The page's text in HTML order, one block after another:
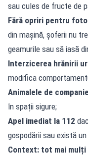
sau cules de fructe de
Fără opriri pentru
din mașină, șoferii nu
geamurile sau să iasă
Interzicerea hrănirii
modifica
Animalele de
în spații sigure;
Apel imediat la 112
gospodării sau există
Context: tot mai